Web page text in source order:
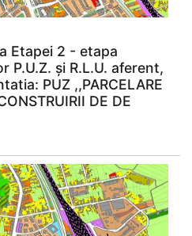
Etapei 2 - etapa
P.U.Z. şi R.L.U. aferent,
PUZ ,,PARCELARE
DE DE